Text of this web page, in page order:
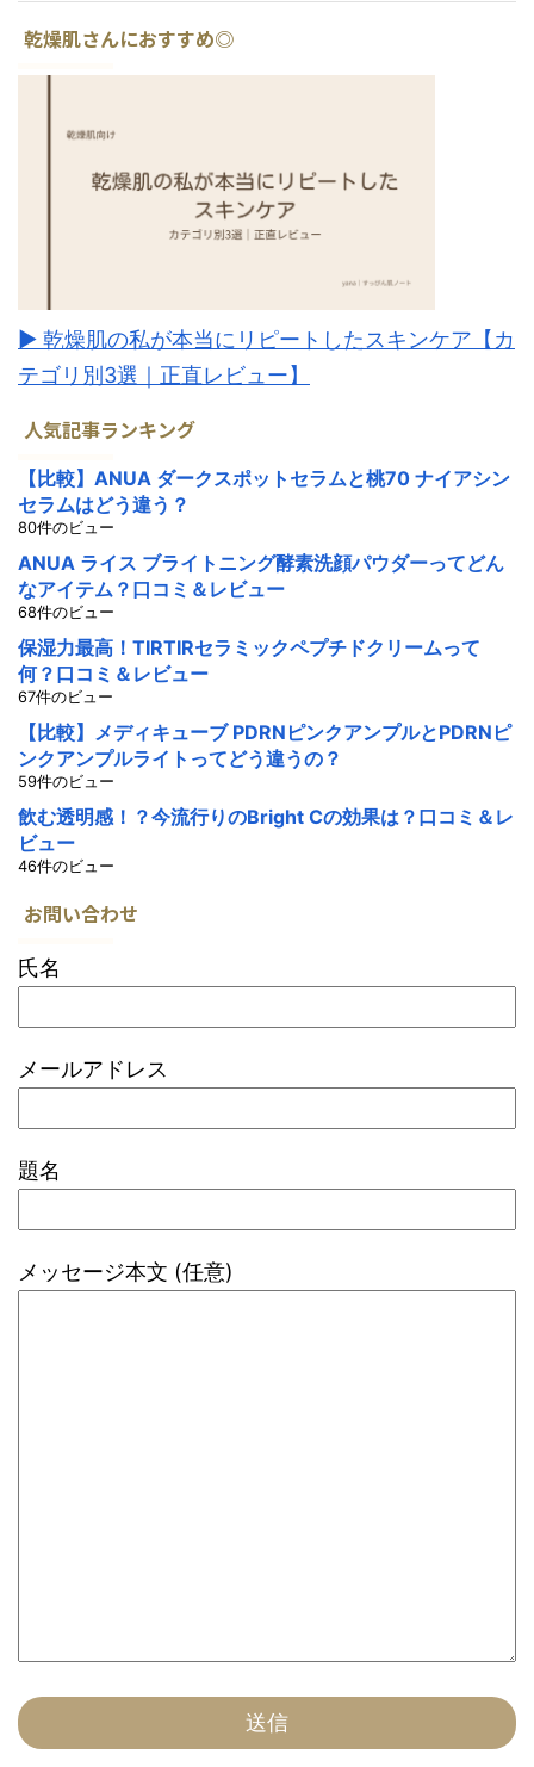
乾燥肌さんにおすすめ◎
▶︎ 乾燥肌の私が本当にリピートしたスキンケア【カ
テゴリ別3選｜正直レビュー】
人気記事ランキング
【比較】ANUA ダークスポットセラムと桃70 ナイアシン
セラムはどう違う？
80件のビュー
ANUA ライス ブライトニング酵素洗顔パウダーってどん
なアイテム？口コミ＆レビュー
68件のビュー
保湿力最高！TIRTIRセラミックペプチドクリームって
何？口コミ＆レビュー
67件のビュー
【比較】メディキューブ PDRNピンクアンプルとPDRNピ
ンクアンプルライトってどう違うの？
59件のビュー
飲む透明感！？今流行りのBright Cの効果は？口コミ＆レ
ビュー
46件のビュー
お問い合わせ
氏名
メールアドレス
題名
メッセージ本文 (任意)